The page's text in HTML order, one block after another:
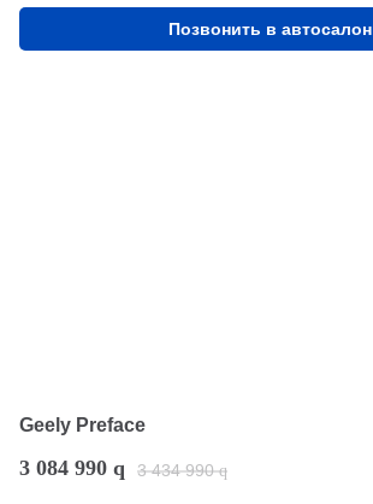
Позвонить в автосалон
Geely Preface
3 084 990 q 3 434 990 q